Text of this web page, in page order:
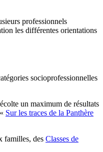
professionnels
les différentes orientations
socioprofessionnelles
un maximum de résultats
Sur les traces de la Panthère
familles, des Classes de